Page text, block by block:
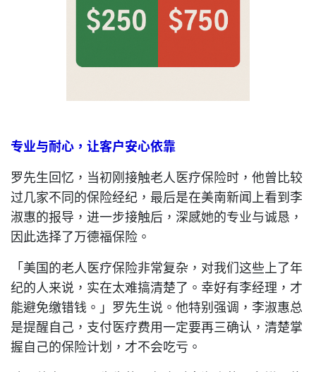
专业与耐心，让客户安心依靠
罗先生回忆，当初刚接触老人医疗保险时，他曾比较
过几家不同的保险经纪，最后是在美南新闻上看到李
淑惠的报导，进一步接触后，深感她的专业与诚恳，
因此选择了万德福保险。
「美国的老人医疗保险非常复杂，对我们这些上了年
纪的人来说，实在太难搞清楚了。幸好有李经理，才
能避免缴错钱。」罗先生说。他特别强调，李淑惠总
是提醒自己，支付医疗费用一定要再三确认，清楚掌
握自己的保险计划，才不会吃亏。